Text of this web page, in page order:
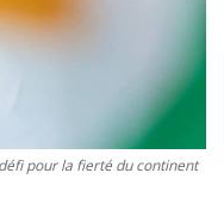
pour la fierté du continent